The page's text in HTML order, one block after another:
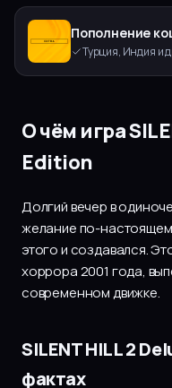
Пополнение
Турция, Индия и
О чём игра
Edition
Долгий вечер в
желание по-
этого и создавался.
хоррора 2001 года,
современном движке.
SILENT HILL 2
фактах